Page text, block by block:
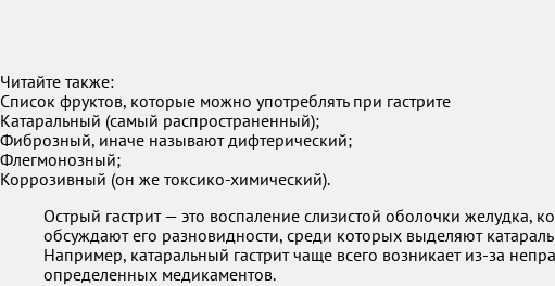
Читайте также:
Список фруктов, которые можно употреблять при гастрите
Катаральный (самый распространенный);
Фиброзный, иначе называют дифтерический;
Флегмонозный;
Коррозивный (он же токсико-химический).
Острый гастрит — это воспаление слизистой оболочки желудка,
обсуждают его разновидности, среди которых выделяют
Например, катаральный гастрит чаще всего возникает из-за
определенных медикаментов.